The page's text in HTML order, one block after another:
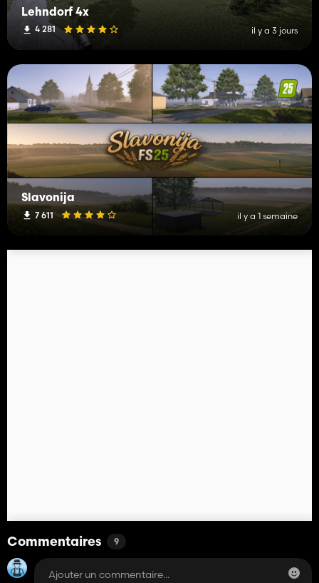
Lehndorf 4x
4 281 il y a 3 jours
Slavonija
7 611 il y a 1 semaine
Commentaires 9